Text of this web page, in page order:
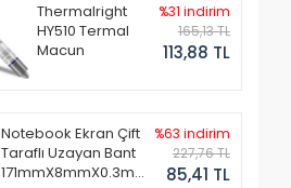
Thermalright
HY510 Termal
Macun
%31 indirim
165,13 TL
113,88 TL
Notebook Ekran Çift
Taraflı Uzayan Bant
171mmX8mmX0.3mm
%63 indirim
227,76 TL
85,41 TL